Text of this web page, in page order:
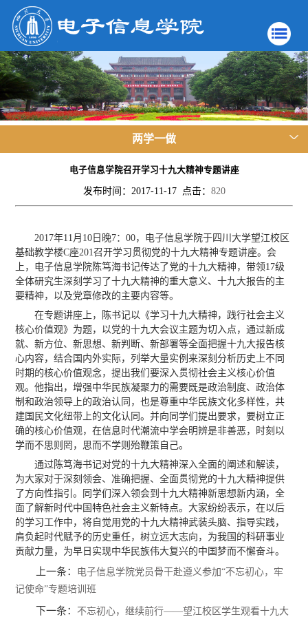
两学一做
电子信息学院召开学习十九大精神专题讲座
发布时间：2017-11-17 点击： 820
2017年11月10日晚7：00，电子信息学院于四川大学望江校区
基础教学楼C座201召开学习贯彻党的十九大精神专题讲座。会
上，电子信息学院陈笃海书记传达了党的十九大精神，带领17级
全体研究生深刻学习了十九大精神的重大意义、十九大报告的主
要精神，以及党章修改的主要内容等。
在专题讲座上，陈书记以《学习十九大精神，践行社会主义
核心价值观》为题，以党的十九大会议主题为切入点，通过新成
就、新方位、新思想、新判断、新部署等全面把握十九大报告核
心内容，结合国内外实际，列举大量实例来深刻分析历史上不同
时期的核心价值观念，提出我们要深入贯彻社会主义核心价值
观。他指出，增强中华民族凝聚力的需要既是政治制度、政治体
制和政治领导上的政治认同，也是尊重中华民族文化多样性，共
建国民文化纽带上的文化认同。并向同学们提出要求，要树立正
确的核心价值观，在信息时代潮流中学会明辨是非善恶，时刻以
学而不思则罔，思而不学则殆鞭策自己。
通过陈笃海书记对党的十九大精神深入全面的阐述和解读，
为大家对于深刻领会、准确把握、全面贯彻党的十九大精神提供
了方向性指引。同学们深入领会到十九大精神新思想新内涵，全
面了解新时代中国特色社会主义新特点。大家纷纷表示，在以后
的学习工作中，将自觉用党的十九大精神武装头脑、指导实践，
肩负起时代赋予的历史重任，树立远大志向，为我国的科研事业
贡献力量，为早日实现中华民族伟大复兴的中国梦而不懈奋斗。
上一条： 电子信息学院党员骨干赴遵义参加“不忘初心，牢
记使命”专题培训班
下一条： 不忘初心，继续前行——望江校区学生观看十九大